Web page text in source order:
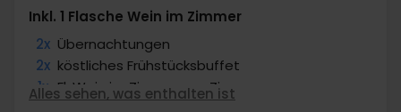
Inkl. 1 Flasche Wein im Zimmer
2x Übernachtungen
2x köstliches Frühstücksbuffet
1x Fl. Wein im Zimmer pro Zimmer
Alles sehen, was enthalten ist